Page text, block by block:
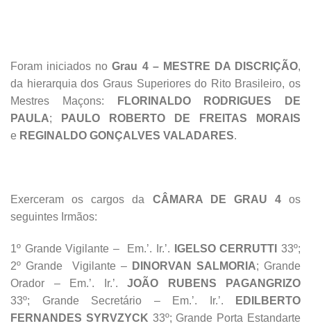
Foram iniciados noGrau 4 – MESTRE DA DISCRIÇÃO,
da hierarquia dos Graus Superiores do Rito Brasileiro, os
Mestres Maçons:
FLORINALDO RODRIGUES DE
PAULA;
PAULO ROBERTO DE FREITAS MORAIS
e REGINALDO GONÇALVES VALADARES.
Exerceram os cargos da CÂMARA DE GRAU 4 os
seguintes Irmãos:
1º Grande Vigilante – Em.’. Ir.’. IGELSO CERRUTTI 33º;
2º Grande Vigilante – DINORVAN SALMORIA; Grande
Orador – Em.’. Ir.’. JOÃO RUBENS PAGANGRIZO
33º; Grande Secretário – Em.’. Ir.’.
EDILBERTO
FERNANDES SYRVZYCK 33º; Grande Porta Estandarte